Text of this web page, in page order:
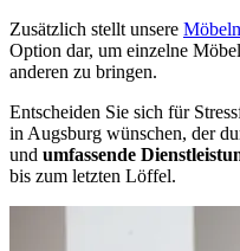
Zusätzlich stellt unsere
Option dar, um einzelne
anderen zu bringen.
Entscheiden Sie sich für
in Augsburg wünschen, der
und umfassende
bis zum letzten Löffel.